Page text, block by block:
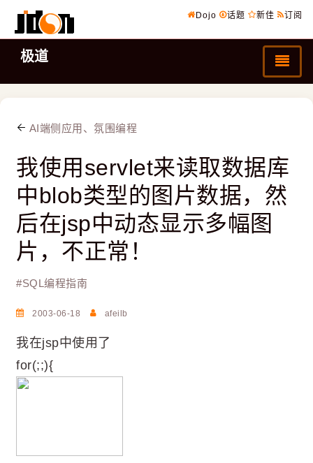
Dojo 话题 新佳 订阅
极道
AI端侧应用、氛围编程
我使用servlet来读取数据库
中blob类型的图片数据，然
后在jsp中动态显示多幅图
片，不正常！
#SQL编程指南
2003-06-18 afeilb
我在jsp中使用了
for(;;){